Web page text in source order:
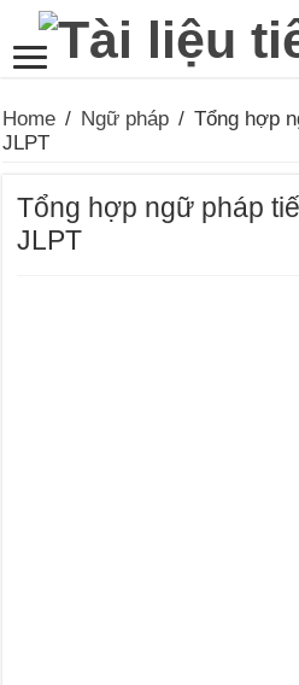
Home / Ngữ pháp / Tổng hợp
JLPT
Tổng hợp ngữ pháp
JLPT